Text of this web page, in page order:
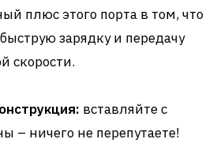
плюс этого порта в том, что
зарядку и передачу
скорости.
вставляйте с
– ничего не перепутаете!